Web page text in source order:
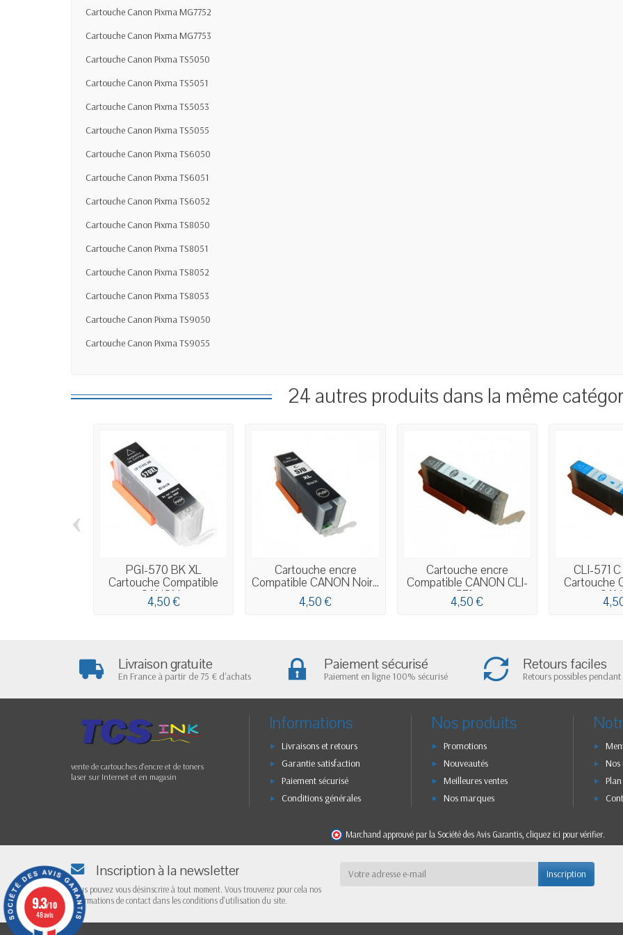
Cartouche Canon Pixma MG7752
Cartouche Canon Pixma MG7753
Cartouche Canon Pixma TS5050
Cartouche Canon Pixma TS5051
Cartouche Canon Pixma TS5053
Cartouche Canon Pixma TS5055
Cartouche Canon Pixma TS6050
Cartouche Canon Pixma TS6051
Cartouche Canon Pixma TS6052
Cartouche Canon Pixma TS8050
Cartouche Canon Pixma TS8051
Cartouche Canon Pixma TS8052
Cartouche Canon Pixma TS8053
Cartouche Canon Pixma TS9050
Cartouche Canon Pixma TS9055
24 autres produits dans la même
PGI-570 BK XL
Cartouche Compatible
CANON...
4,50 €
Cartouche encre
Compatible CANON Noir...
4,50 €
Cartouche encre
Compatible CANON CLI-
571...
4,50 €
CLI-571
Cartouche
‹
Livraison gratuite
En France à partir de 75 € d'achats
Paiement sécurisé
Paiement en ligne 100% sécurisé
Retours faciles
Retours possibles
vente de cartouches d'encre et de toners
laser sur Internet et en magasin
Informations
Livraisons et retours
Garantie satisfaction
Paiement sécurisé
Conditions générales
Nos produits
Promotions
Nouveautés
Meilleures ventes
Nos marques
Marchand approuvé par la Société des Avis Garantis, cliquez ici pour vérifier.
Inscription à la newsletter
Vous pouvez vous désinscrire à tout moment. Vous trouverez pour cela nos
informations de contact dans les conditions d'utilisation du site.
Inscription
9.3/10
48 avis